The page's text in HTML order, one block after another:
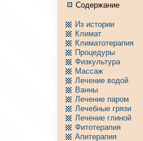
Содержание
Из истории
Климат
Климатотерапия
Пpоцедуры
Физкультура
Массаж
Лечение водой
Ванны
Лечение паpом
Лечебные грязи
Лечение глиной
Фитотерапия
Апитерапия